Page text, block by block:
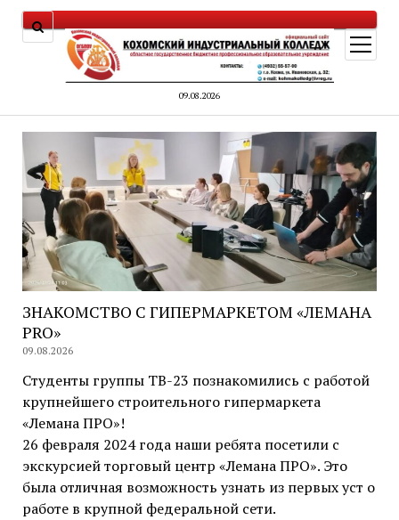
09.08.2026
меню
ЗНАКОМСТВО С ГИПЕРМАРКЕТОМ «ЛЕМАНА
PRO»
09.08.2026
Студенты группы ТВ-23 познакомились с работой
крупнейшего строительного гипермаркета
«Лемана ПРО»!
26 февраля 2024 года наши ребята посетили с
экскурсией торговый центр «Лемана ПРО». Это
была отличная возможность узнать из первых уст о
работе в крупной федеральной сети.